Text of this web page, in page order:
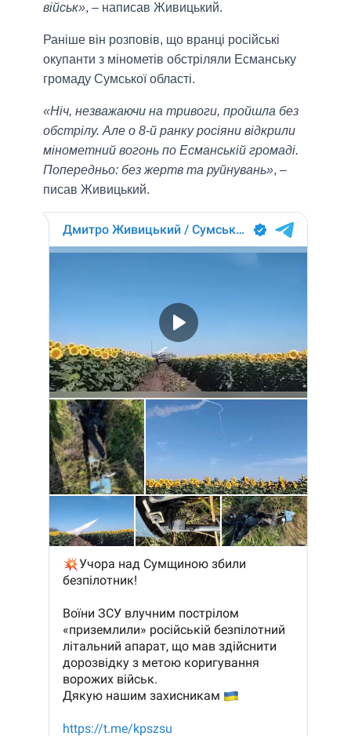
військ», – написав Живицький.
Раніше він розповів, що вранці російські
окупанти з мінометів обстріляли Есманську
громаду Сумської області.
«Ніч, незважаючи на тривоги, пройшла без
обстрілу. Але о 8-й ранку росіяни відкрили
мінометний вогонь по Есманській громаді.
Попередньо: без жертв та руйнувань», –
писав Живицький.